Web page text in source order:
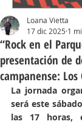
“Rock en el
presentación de
campanense: Los
Loana Vietta
17 dic 2025 1
La jornada
será este
las 17 horas,